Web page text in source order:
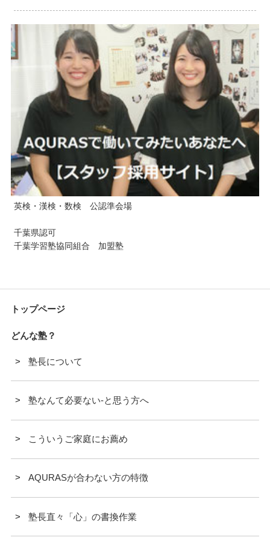
英検・漢検・数検 公認準会場
千葉県認可
千葉学習塾協同組合 加盟塾
トップページ
どんな塾？
塾長について
塾なんて必要ない-と思う方へ
こういうご家庭にお薦め
AQURASが合わない方の特徴
塾長直々「心」の書換作業